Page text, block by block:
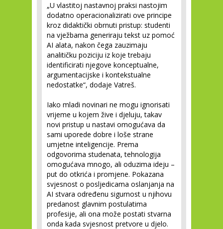
„U vlastitoj nastavnoj praksi nastojim
dodatno operacionalizirati ove principe
kroz didaktički obrnuti pristup: studenti
na vježbama generiraju tekst uz pomoć
AI alata, nakon čega zauzimaju
analitičku poziciju iz koje trebaju
identificirati njegove konceptualne,
argumentacijske i kontekstualne
nedostatke“, dodaje Vatreš.
Iako mladi novinari ne mogu ignorisati
vrijeme u kojem žive i djeluju, takav
novi pristup u nastavi omogućava da
sami uporede dobre i loše strane
umjetne inteligencije. Prema
odgovorima studenata, tehnologija
omogućava mnogo, ali oduzima ideju –
put do otkrića i promjene. Pokazana
svjesnost o posljedicama oslanjanja na
AI stvara određenu sigurnost u njihovu
predanost glavnim postulatima
profesije, ali ona može postati stvarna
onda kada svjesnost pretvore u djelo.